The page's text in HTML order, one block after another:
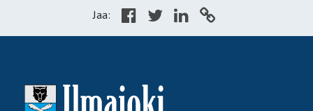
Jaa: